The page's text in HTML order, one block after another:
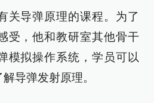
关导弹原理的课程。为了
受，他和教研室其他骨干
模拟操作系统，学员可以
导弹发射原理。